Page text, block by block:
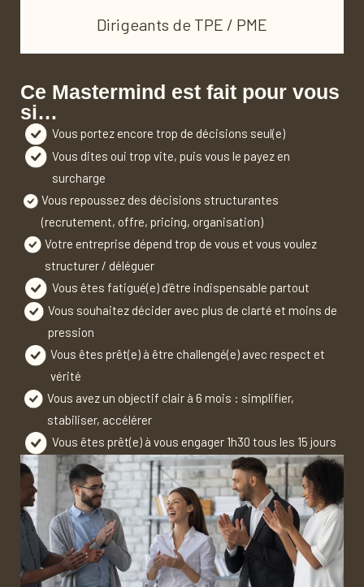
Dirigeants de TPE / PME
Ce Mastermind est fait pour vous
si…
Vous portez encore trop de décisions seul(e)
Vous dites oui trop vite, puis vous le payez en
surcharge
Vous repoussez des décisions structurantes
(recrutement, offre, pricing, organisation)
Votre entreprise dépend trop de vous et vous voulez
structurer / déléguer
Vous êtes fatigué(e) d’être indispensable partout
Vous souhaitez décider avec plus de clarté et moins de
pression
Vous êtes prêt(e) à être challengé(e) avec respect et
vérité
Vous avez un objectif clair à 6 mois : simplifier,
stabiliser, accélérer
Vous êtes prêt(e) à vous engager 1h30 tous les 15 jours